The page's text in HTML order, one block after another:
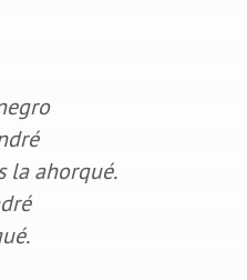
la ahorqué.